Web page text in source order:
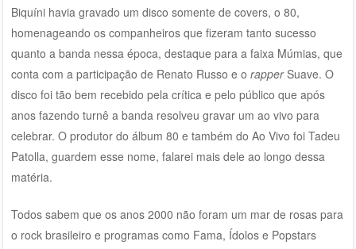
Biquíni havia gravado um disco somente de covers, o 80,
homenageando os companheiros que fizeram tanto sucesso
quanto a banda nessa época, destaque para a faixa Múmias, que
conta com a participação de Renato Russo e o rapperSuave. O
disco foi tão bem recebido pela crítica e pelo público que após
anos fazendo turnê a banda resolveu gravar um ao vivo para
celebrar. O produtor do álbum 80 e também do Ao Vivo foi Tadeu
Patolla, guardem esse nome, falarei mais dele ao longo dessa
matéria.
Todos sabem que os anos 2000 não foram um mar de rosas para
o rock brasileiro e programas como Fama, Ídolos e Popstars